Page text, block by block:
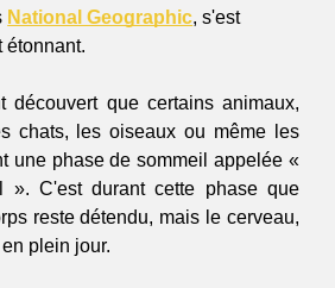
National Geographic, s'est
étonnant.
découvert que certains animaux,
chats, les oiseaux ou même les
une phase de sommeil appelée «
». C'est durant cette phase que
reste détendu, mais le cerveau,
plein jour.